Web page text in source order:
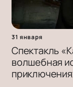
31 января
Спектакль
волшебная